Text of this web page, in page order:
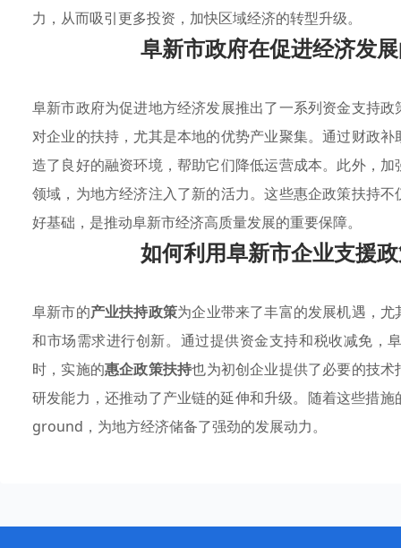
力，从而吸引更多投资，加快区域经济的转型升级。
阜新市政府在促进经济发
阜新市政府为促进地方经济发展推出了一系列资金支持政
对企业的扶持，尤其是本地的优势产业聚集。通过财政
造了良好的融资环境，帮助它们降低运营成本。此外，
领域，为地方经济注入了新的活力。这些惠企政策扶持
好基础，是推动阜新市经济高质量发展的重要保障。
如何利用阜新市企业支援
阜新市的产业扶持政策为企业带来了丰富的发展机遇，尤
和市场需求进行创新。通过提供资金支持和税收减免，
时，实施的惠企政策扶持也为初创企业提供了必要的技
研发能力，还推动了产业链的延伸和升级。随着这些措
ground，为地方经济储备了强劲的发展动力。